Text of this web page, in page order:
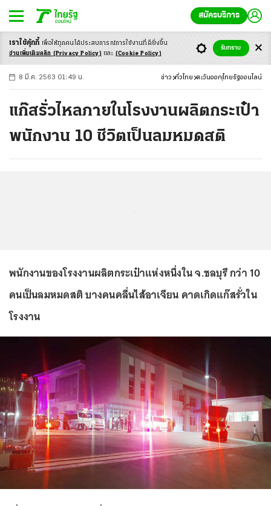
สมัครบริการ
-ก ก ก+
8 มี.ค. 2563 01:49 น. ข่าว ทั่วไทย ตะวันออก ไทยรัฐออนไลน์
แก๊สรั่วไหลภายในโรงงานผลิตกระเป๋า
พนักงาน 10 ชีวิตเป็นลมหมดสติ
พนักงานของโรงงานผลิตกระเป๋าแห่งหนึ่งใน จ.ชลบุรี กว่า 10
คนเป็นลมหมดสติ บางคนคลื่นไส้อาเจียน คาดเกิดแก๊สรั่วใน
โรงงาน
เราใช้คุ้กกี้ เพื่อให้ทุกคนได้ประสบการณ์การใช้งานที่ดียิ่งขึ้น
อ่านเพิ่มเติมคลิก (Privacy Policy) และ (Cookie Policy)
รับทราบ